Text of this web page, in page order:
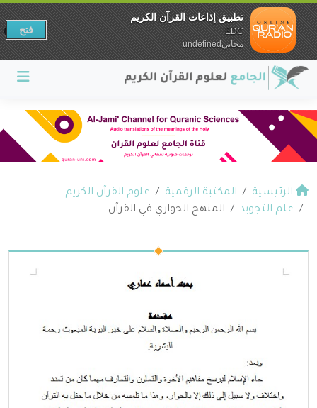
الرئيسية المكتبة الرقمية
علوم القرآن الكريم
علم التجويد
المنهج الحواري في القرآن
تطبيق إذاعات القرآن الكريم
EDC
مجانيundefined
فتح